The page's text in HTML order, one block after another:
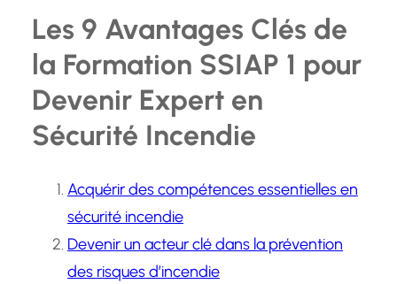
Les 9 Avantages Clés de
la Formation SSIAP 1 pour
Devenir Expert en
Sécurité Incendie
Acquérir des compétences essentielles en
sécurité incendie
Devenir un acteur clé dans la prévention
des risques d’incendie